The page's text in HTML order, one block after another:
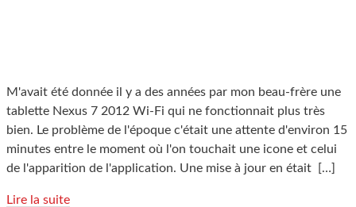
M'avait été donnée il y a des années par mon beau-frère une
tablette Nexus 7 2012 Wi-Fi qui ne fonctionnait plus très
bien. Le problème de l'époque c'était une attente d'environ 15
minutes entre le moment où l'on touchait une icone et celui
de l'apparition de l'application. Une mise à jour en était
[…]
Lire la suite